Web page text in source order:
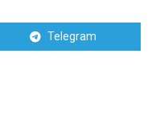
Telegram